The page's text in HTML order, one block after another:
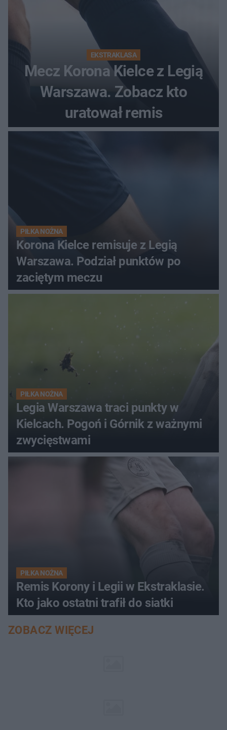
EKSTRAKLASA
Mecz Korona Kielce z Legią
Warszawa. Zobacz kto
uratował remis
PIŁKA NOŻNA
Korona Kielce remisuje z Legią
Warszawa. Podział punktów po
zaciętym meczu
PIŁKA NOŻNA
Legia Warszawa traci punkty w
Kielcach. Pogoń i Górnik z ważnymi
zwycięstwami
PIŁKA NOŻNA
Remis Korony i Legii w Ekstraklasie.
Kto jako ostatni trafił do siatki
ZOBACZ WIĘCEJ